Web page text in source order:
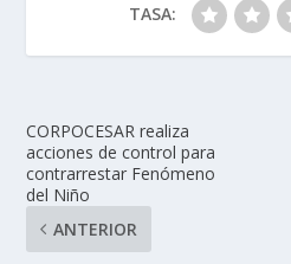
TASA:
CORPOCESAR realiza
acciones de control para
contrarrestar Fenómeno
del Niño
ANTERIOR